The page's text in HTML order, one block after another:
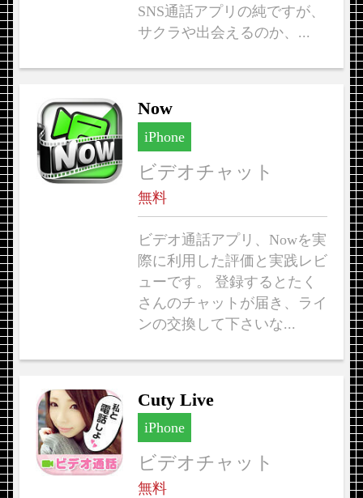
SNS通話アプリの純ですが、
サクラや出会えるのか、...
Now
iPhone
ビデオチャット
無料
ビデオ通話アプリ、Nowを実
際に利用した評価と実践レビ
ューです。 登録するとたく
さんのチャットが届き、ライ
ンの交換して下さいな...
Cuty Live
iPhone
ビデオチャット
無料